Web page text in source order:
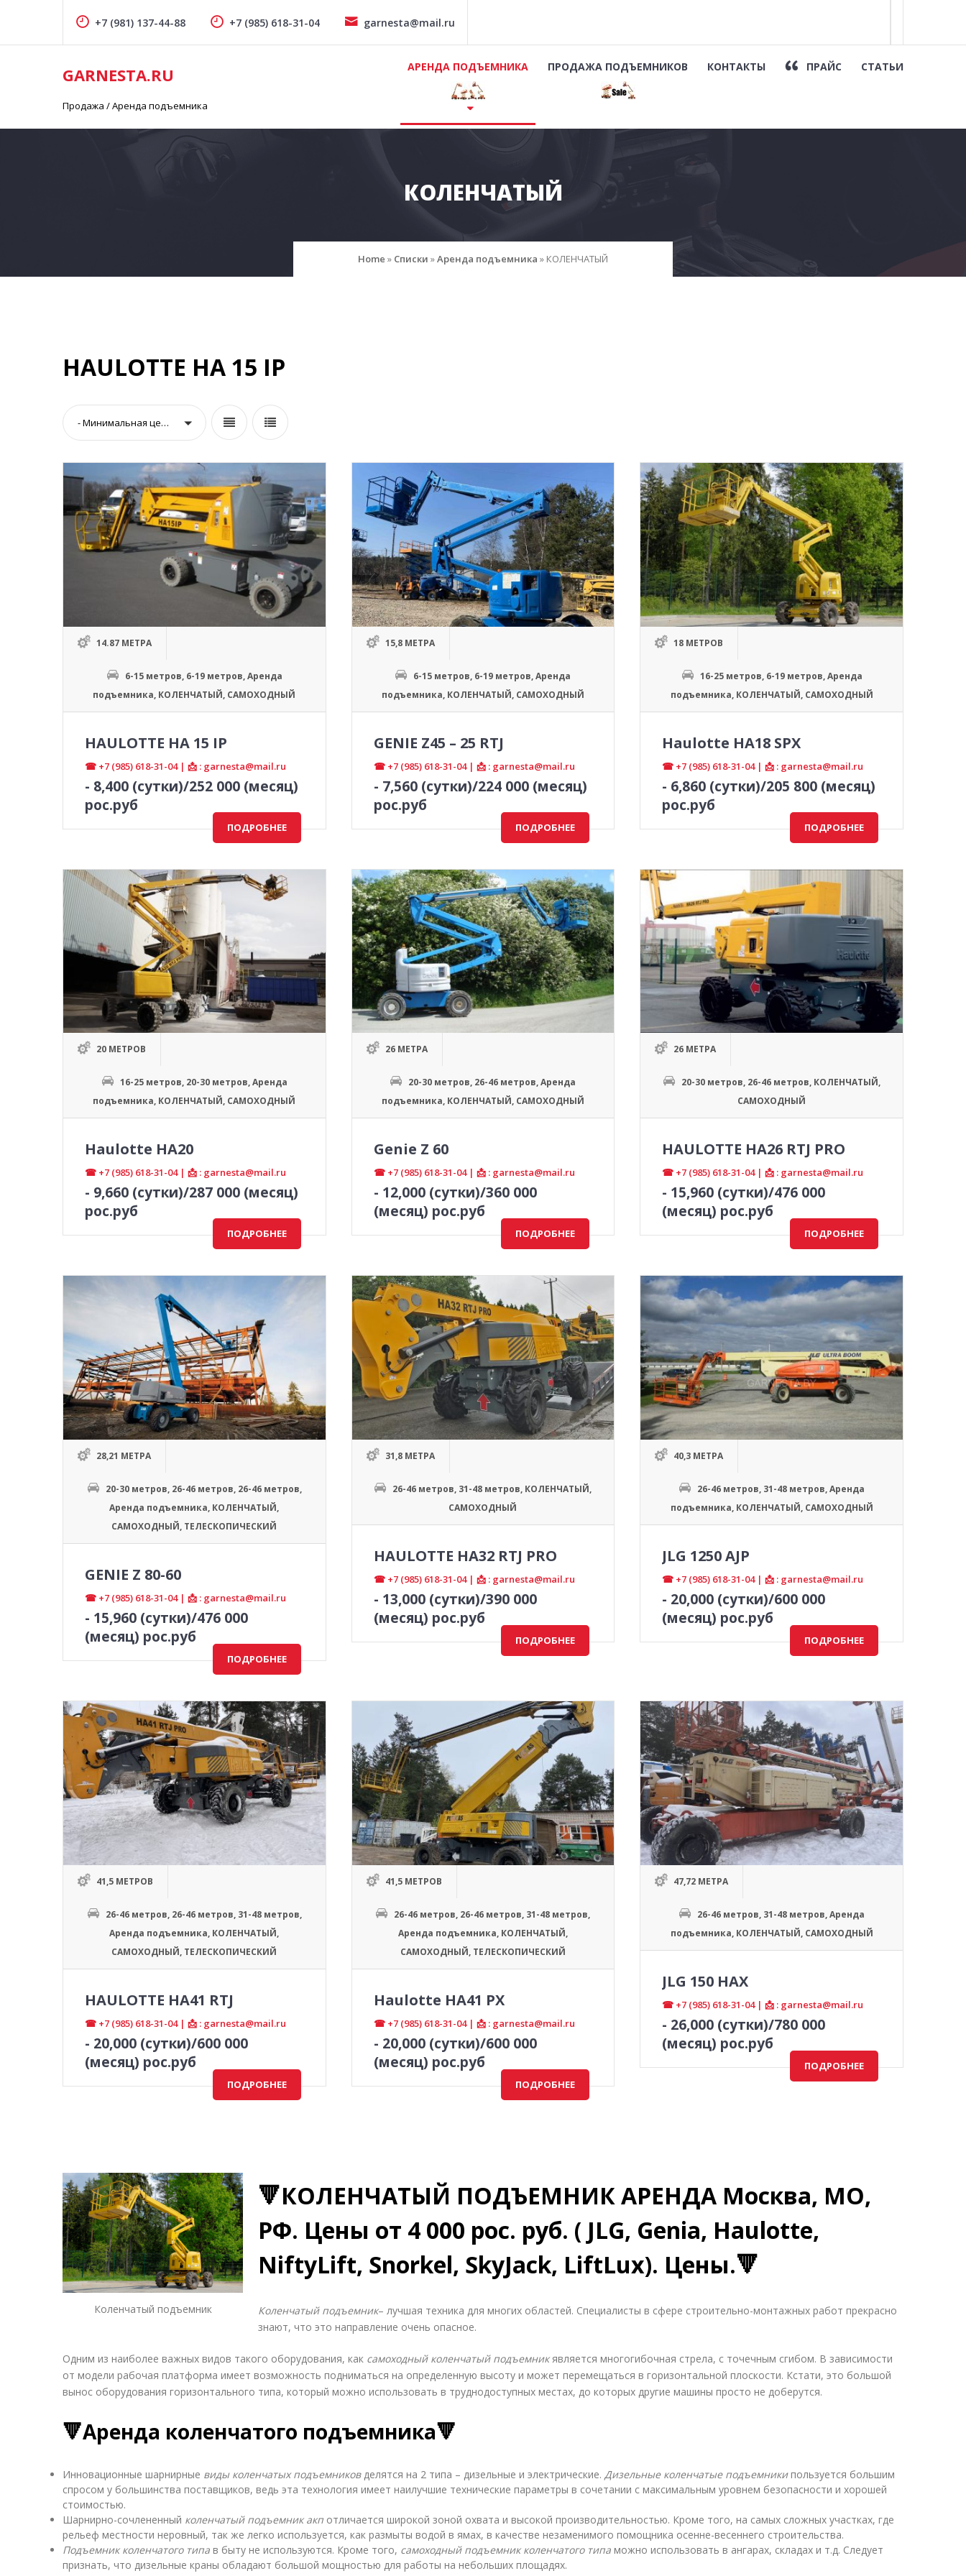
+7 (981) 137-44-88 +7 (985) 618-31-04 garnesta@mail.ru
GARNESTA.RU
Продажа / Аренда подъемника
АРЕНДА ПОДЪЕМНИКА ПРОДАЖА ПОДЪЕМНИКОВ КОНТАКТЫ ПРАЙС СТАТЬИ
КОЛЕНЧАТЫЙ
Home » Списки »Аренда подъемника » КОЛЕНЧАТЫЙ
HAULOTTE HA 15 IP
- Минимальная цена -
14.87 МЕТРА
6-15 метров, 6-19 метров,Аренда
подъемника, КОЛЕНЧАТЫЙ, САМОХОДНЫЙ
HAULOTTE HA 15 IP
☎ +7 (985) 618-31-04 | 📩 : garnesta@mail.ru
- 8,400 (сутки)/252 000 (месяц)
рос.руб
ПОДРОБНЕЕ
15,8 МЕТРА
6-15 метров, 6-19 метров,Аренда
подъемника, КОЛЕНЧАТЫЙ, САМОХОДНЫЙ
GENIE Z45 – 25 RTJ
☎ +7 (985) 618-31-04 | 📩 : garnesta@mail.ru
- 7,560(сутки)/224 000 (месяц)
рос.руб
ПОДРОБНЕЕ
18 МЕТРОВ
16-25 метров, 6-19 метров,Аренда
подъемника, КОЛЕНЧАТЫЙ, САМОХОДНЫЙ
Haulotte HA18 SPX
☎ +7 (985) 618-31-04 | 📩 : garnesta@mail.ru
- 6,860 (сутки)/205 800 (месяц)
рос.руб
ПОДРОБНЕЕ
20 МЕТРОВ
16-25 метров, 20-30 метров,Аренда
подъемника, КОЛЕНЧАТЫЙ, САМОХОДНЫЙ
Haulotte HA20
☎ +7 (985) 618-31-04 | 📩 : garnesta@mail.ru
- 9,660 (сутки)/287 000 (месяц)
рос.руб
ПОДРОБНЕЕ
26 МЕТРА
20-30 метров, 26-46 метров,Аренда
подъемника, КОЛЕНЧАТЫЙ, САМОХОДНЫЙ
Genie Z 60
☎ +7 (985) 618-31-04 | 📩 : garnesta@mail.ru
- 12,000(сутки)/360 000
(месяц) рос.руб
ПОДРОБНЕЕ
26 МЕТРА
20-30 метров, 26-46 метров, КОЛЕНЧАТЫЙ,
САМОХОДНЫЙ
HAULOTTE HA26 RTJ PRO
☎ +7 (985) 618-31-04 | 📩 : garnesta@mail.ru
- 15,960 (сутки)/476 000
(месяц) рос.руб
ПОДРОБНЕЕ
28,21 МЕТРА
20-30 метров, 26-46 метров, 26-46 метров,
Аренда подъемника, КОЛЕНЧАТЫЙ,
САМОХОДНЫЙ, ТЕЛЕСКОПИЧЕСКИЙ
GENIE Z 80-60
☎ +7 (985) 618-31-04 | 📩 : garnesta@mail.ru
- 15,960 (сутки)/476 000
(месяц) рос.руб
ПОДРОБНЕЕ
31,8 МЕТРА
26-46 метров, 31-48 метров, КОЛЕНЧАТЫЙ,
САМОХОДНЫЙ
HAULOTTE HA32 RTJ PRO
☎ +7 (985) 618-31-04 | 📩 : garnesta@mail.ru
- 13,000(сутки)/390 000
(месяц) рос.руб
ПОДРОБНЕЕ
40,3 МЕТРА
26-46 метров, 31-48 метров,Аренда
подъемника, КОЛЕНЧАТЫЙ, САМОХОДНЫЙ
JLG 1250 AJP
☎ +7 (985) 618-31-04 | 📩 : garnesta@mail.ru
- 20,000 (сутки)/600 000
(месяц) рос.руб
ПОДРОБНЕЕ
41,5 МЕТРОВ
26-46 метров, 26-46 метров, 31-48 метров,
Аренда подъемника, КОЛЕНЧАТЫЙ,
САМОХОДНЫЙ, ТЕЛЕСКОПИЧЕСКИЙ
HAULOTTE HA41 RTJ
☎ +7 (985) 618-31-04 | 📩 : garnesta@mail.ru
- 20,000 (сутки)/600 000
(месяц) рос.руб
ПОДРОБНЕЕ
41,5 МЕТРОВ
26-46 метров, 26-46 метров, 31-48 метров,
Аренда подъемника, КОЛЕНЧАТЫЙ,
САМОХОДНЫЙ, ТЕЛЕСКОПИЧЕСКИЙ
Haulotte HA41 PX
☎ +7 (985) 618-31-04 | 📩 : garnesta@mail.ru
- 20,000(сутки)/600 000
(месяц) рос.руб
ПОДРОБНЕЕ
47,72 МЕТРА
26-46 метров, 31-48 метров,Аренда
подъемника, КОЛЕНЧАТЫЙ, САМОХОДНЫЙ
JLG 150 HAX
☎ +7 (985) 618-31-04 | 📩 : garnesta@mail.ru
- 26,000 (сутки)/780 000
(месяц) рос.руб
ПОДРОБНЕЕ
Коленчатый подъемник
🔻КОЛЕНЧАТЫЙ ПОДЪЕМНИК АРЕНДА Москва, МО,
РФ. Цены от 4 000 рос. руб. ( JLG, Genia, Haulotte,
NiftyLift, Snorkel, SkyJack, LiftLux). Цены.🔻
Коленчатый подъемник– лучшая техника для многих областей. Специалисты в сфере строительно-монтажных работ прекрасно
знают, что это направление очень опасное.
Одним из наиболее важных видов такого оборудования, как самоходный коленчатый подъемникявляется многогибочная стрела, с точечным сгибом. В зависимости
от модели рабочая платформа имеет возможность подниматься на определенную высоту и может перемещаться в горизонтальной плоскости. Кстати, это большой
вынос оборудования горизонтального типа, который можно использовать в труднодоступных местах, до которых другие машины просто не доберутся.
🔻Аренда коленчатого подъемника🔻
Инновационные шарнирные виды коленчатых подъемниковделятся на 2 типа – дизельные и электрические. Дизельные коленчатые подъемникипользуется большим
спросом у большинства поставщиков, ведь эта технология имеет наилучшие технические параметры в сочетании с максимальным уровнем безопасности и хорошей
стоимостью.
Шарнирно-сочлененный коленчатый подъемник акп отличается широкой зоной охвата и высокой производительностью. Кроме того, на самых сложных участках, где
рельеф местности неровный, так же легко используется, как размыты водой в ямах, в качестве незаменимого помощника осенне-весеннего строительства.
Подъемник коленчатого типа в быту не используются. Кроме того, самоходный подъемник коленчатого типа можно использовать в ангарах, складах и т.д. Следует
признать, что дизельные краны обладают большой мощностью для работы на небольших площадях.